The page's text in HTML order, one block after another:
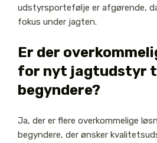
udstyrsportefølje er afgørende,
fokus under jagten.
Er der
for nyt jagtudstyr
begyndere?
Ja, der er flere overkommelige
begyndere, der ønsker